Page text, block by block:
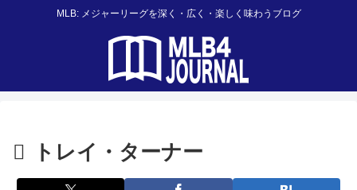
MLB: メジャーリーグを深く・広く・楽しく味わうブログ
トレイ・ターナー